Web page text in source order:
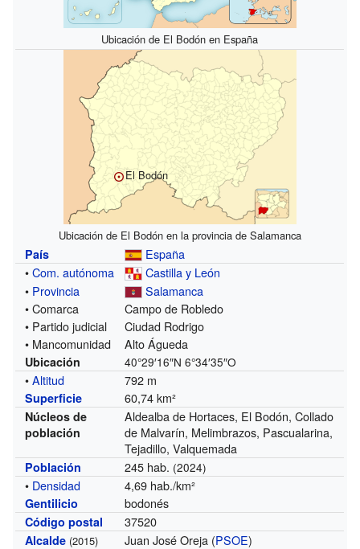
Ubicación de El Bodón en España
El Bodón
Ubicación de El Bodón en la provincia de Salamanca
País
España
•Com. autónoma
Castilla y León
• Provincia
Salamanca
• Comarca
Campo de Robledo
• Partido judicial
Ciudad Rodrigo
• Mancomunidad
Alto Águeda
Ubicación 40°29′16″N 6°34′35″O
•Altitud 792 m
Superficie 60,74 km²
Núcleos de
población
Aldealba de Hortaces, El Bodón, Collado
de Malvarín, Melimbrazos, Pascualarina,
Tejadillo, Valquemada
Población 245 hab. (2024)
• Densidad 4,69 hab./km²
Gentilicio bodonés
Código postal 37520
Alcalde (2015) Juan José Oreja (PSOE)